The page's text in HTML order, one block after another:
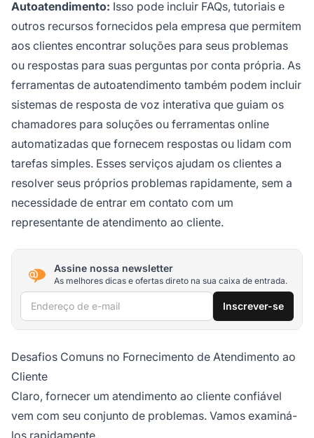
Autoatendimento: Isso pode incluir FAQs, tutoriais e
outros recursos fornecidos pela empresa que permitem
aos clientes encontrar soluções para seus problemas
ou respostas para suas perguntas por conta própria. As
ferramentas de autoatendimento também podem incluir
sistemas de resposta de voz interativa que guiam os
chamadores para soluções ou ferramentas online
automatizadas que fornecem respostas ou lidam com
tarefas simples. Esses serviços ajudam os clientes a
resolver seus próprios problemas rapidamente, sem a
necessidade de entrar em contato com um
representante de atendimento ao cliente.
Assine nossa newsletter
As melhores dicas e ofertas direto na sua caixa de entrada.
Endereço de e-mail Inscrever-se
Desafios Comuns no Fornecimento de Atendimento ao
Cliente
Claro, fornecer um atendimento ao cliente confiável
vem com seu conjunto de problemas. Vamos examiná-
los rapidamente.